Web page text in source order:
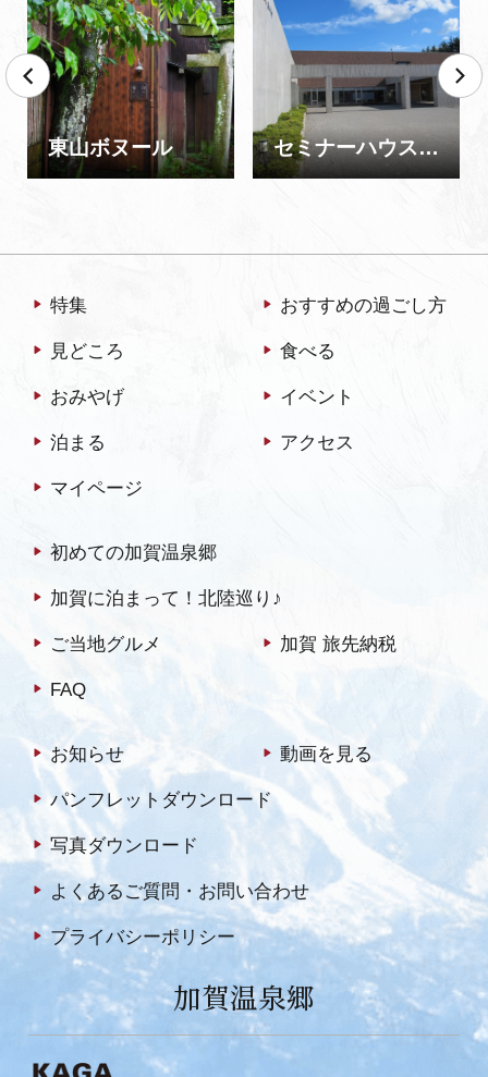
東山ボヌール セミナーハウスあいりす
特集 おすすめの過ごし方
見どころ 食べる
おみやげ イベント
泊まる アクセス
マイページ
初めての加賀温泉郷
加賀に泊まって！北陸巡り♪
ご当地グルメ 加賀 旅先納税
FAQ
お知らせ 動画を見る
パンフレットダウンロード
写真ダウンロード
よくあるご質問・お問い合わせ
プライバシーポリシー
加賀温泉郷